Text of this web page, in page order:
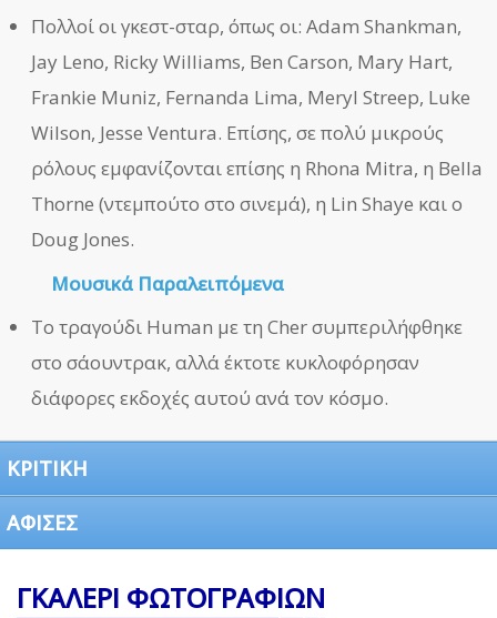
Πολλοί οι γκεστ-σταρ, όπως οι: Adam Shankman,
Jay Leno, Ricky Williams, Ben Carson, Mary Hart,
Frankie Muniz, Fernanda Lima, Meryl Streep, Luke
Wilson, Jesse Ventura. Επίσης, σε πολύ μικρούς
ρόλους εμφανίζονται επίσης η Rhona Mitra, η Bella
Thorne (ντεμπούτο στο σινεμά), η Lin Shaye και ο
Doug Jones.
Μουσικά Παραλειπόμενα
Το τραγούδι Human με τη Cher συμπεριλήφθηκε
στο σάουντρακ, αλλά έκτοτε κυκλοφόρησαν
διάφορες εκδοχές αυτού ανά τον κόσμο.
ΚΡΙΤΙΚΗ
ΑΦΙΣΕΣ
ΓΚΑΛΕΡΙ ΦΩΤΟΓΡΑΦΙΩΝ